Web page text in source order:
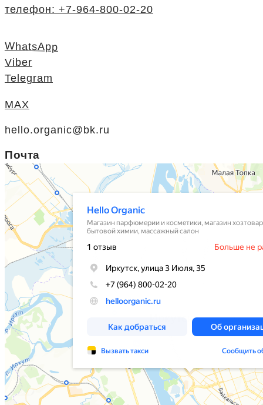
телефон: +7-964-800-02-20
WhatsApp
Viber
Telegram
MAX
hello.organic@bk.ru
Почта